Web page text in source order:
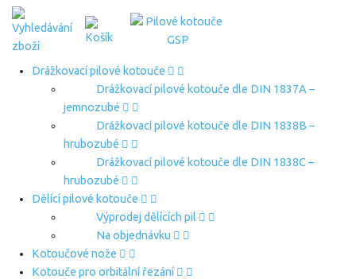
Drážkovací pilové kotouče
Drážkovací pilové kotouče dle DIN 1837A –
jemnozubé
Drážkovací pilové kotouče dle DIN 1838B –
hrubozubé
Drážkovací pilové kotouče dle DIN 1838C –
hrubozubé
Dělící pilové kotouče
Výprodej dělících pil
Na objednávku
Kotoučové nože
Kotouče pro orbitální řezání